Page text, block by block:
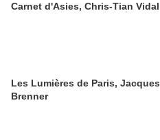
Carnet d'Asies, Chris-Tian Vidal
Les Lumières de Paris, Jacques
Brenner